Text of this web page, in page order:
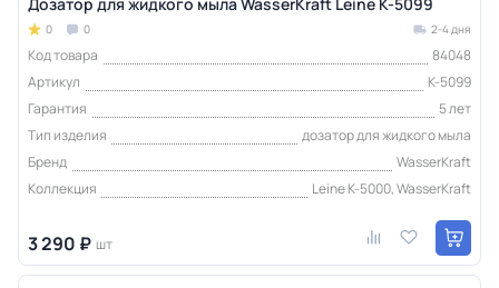
0 0 2-4 дня
Код товара
84048
Артикул
K-5099
Гарантия
5 лет
Тип изделия
дозатор для жидкого мыла
Бренд
WasserKraft
Коллекция
Leine K-5000, WasserKraft
3 290 ₽ шт